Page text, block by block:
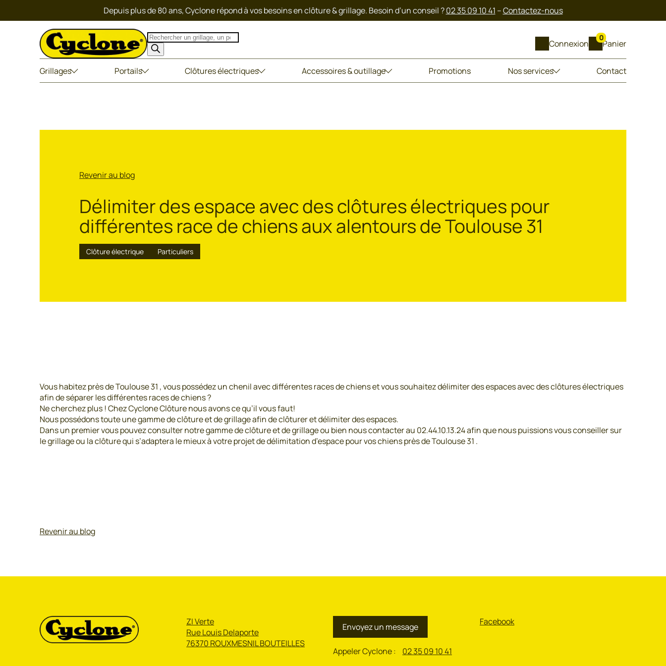
Depuis plus de 80 ans, Cyclone répond à vos besoins en clôture & grillage. Besoin d’un conseil ?02 35 09 10 41 –Contactez-nous
Recherche
de
produits
Connexion Panier
0
Grillages Portails Clôtures électriques Accessoires & outillage Promotions Nos services Contact
Revenir au blog
Délimiter des espace avec des clôtures électriques pour
différentes race de chiens aux alentours de Toulouse 31
Clôture électrique Particuliers
Vous habitez près de Toulouse 31 , vous possédez un chenil avec différentes races de chiens et vous souhaitez délimiter des espaces avec des clôtures électriques
afin de séparer les différentes races de chiens ?
Ne cherchez plus ! Chez Cyclone Clôture nous avons ce qu’il vous faut!
Nous possédons toute une gamme de clôture et de grillage afin de clôturer et délimiter des espaces.
Dans un premier vous pouvez consulter notre gamme de clôture et de grillage ou bien nous contacter au 02.44.10.13.24 afin que nous puissions vous conseiller sur
le grillage ou la clôture qui s’adaptera le mieux à votre projet de délimitation d’espace pour vos chiens près de Toulouse 31 .
Revenir au blog
ZI Verte
Rue Louis Delaporte
76370 ROUXMESNIL BOUTEILLES
Envoyez un message
Appeler Cyclone : 02 35 09 10 41
Facebook